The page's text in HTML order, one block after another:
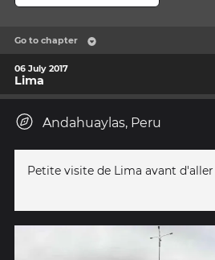
Go to chapter
06 July 2017
Lima
Andahuaylas, Peru
Petite visite de Lima avant d'aller